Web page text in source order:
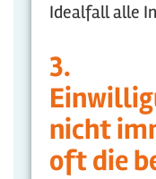
Idealfall alle
3.
nicht
oft die